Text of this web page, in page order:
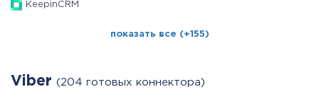
KeepinCRM
показать все (+155)
Viber (204 готовых коннектора)